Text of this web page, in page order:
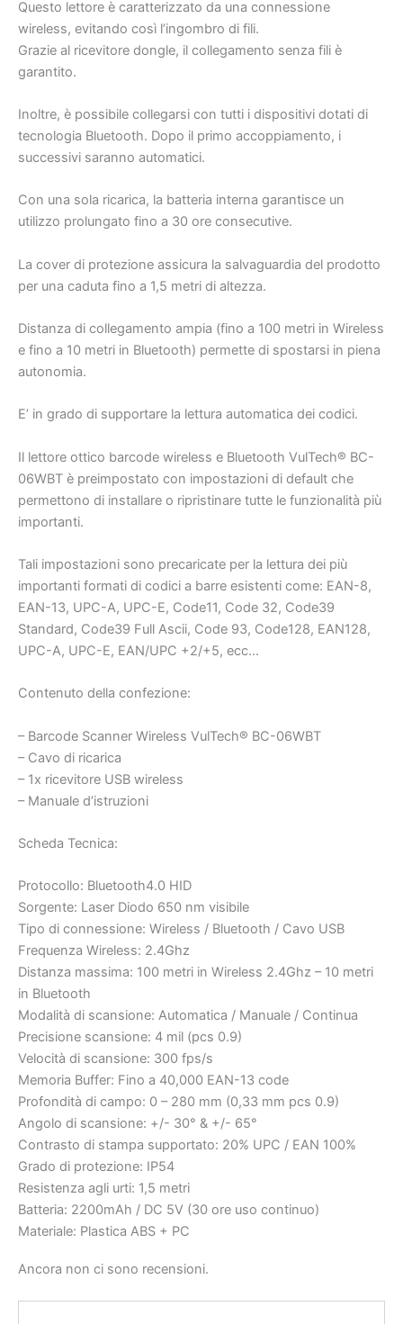
Questo lettore è caratterizzato da una connessione
wireless, evitando così l’ingombro di fili.
Grazie al ricevitore dongle, il collegamento senza fili è
garantito.
Inoltre, è possibile collegarsi con tutti i dispositivi dotati di
tecnologia Bluetooth. Dopo il primo accoppiamento, i
successivi saranno automatici.
Con una sola ricarica, la batteria interna garantisce un
utilizzo prolungato fino a 30 ore consecutive.
La cover di protezione assicura la salvaguardia del prodotto
per una caduta fino a 1,5 metri di altezza.
Distanza di collegamento ampia (fino a 100 metri in Wireless
e fino a 10 metri in Bluetooth) permette di spostarsi in piena
autonomia.
E’ in grado di supportare la lettura automatica dei codici.
Il lettore ottico barcode wireless e Bluetooth VulTech® BC-
06WBT è preimpostato con impostazioni di default che
permettono di installare o ripristinare tutte le funzionalità più
importanti.
Tali impostazioni sono precaricate per la lettura dei più
importanti formati di codici a barre esistenti come: EAN-8,
EAN-13, UPC-A, UPC-E, Code11, Code 32, Code39
Standard, Code39 Full Ascii, Code 93, Code128, EAN128,
UPC-A, UPC-E, EAN/UPC +2/+5, ecc…
Contenuto della confezione:
– Barcode Scanner Wireless VulTech® BC-06WBT
– Cavo di ricarica
– 1x ricevitore USB wireless
– Manuale d’istruzioni
Scheda Tecnica:
Protocollo: Bluetooth4.0 HID
Sorgente: Laser Diodo 650 nm visibile
Tipo di connessione: Wireless / Bluetooth / Cavo USB
Frequenza Wireless: 2.4Ghz
Distanza massima: 100 metri in Wireless 2.4Ghz – 10 metri
in Bluetooth
Modalità di scansione: Automatica / Manuale / Continua
Precisione scansione: 4 mil (pcs 0.9)
Velocità di scansione: 300 fps/s
Memoria Buffer: Fino a 40,000 EAN-13 code
Profondità di campo: 0 – 280 mm (0,33 mm pcs 0.9)
Angolo di scansione: +/- 30° & +/- 65°
Contrasto di stampa supportato: 20% UPC / EAN 100%
Grado di protezione: IP54
Resistenza agli urti: 1,5 metri
Batteria: 2200mAh / DC 5V (30 ore uso continuo)
Materiale: Plastica ABS + PC
Ancora non ci sono recensioni.